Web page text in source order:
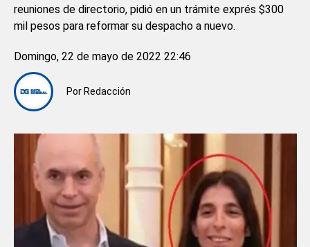
reuniones de directorio, pidió en un trámite exprés $300
mil pesos para reformar su despacho a nuevo.
Por Redacción
Domingo, 22 de mayo de 2022 22:46